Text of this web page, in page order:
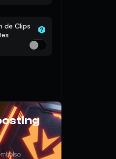
de Clips